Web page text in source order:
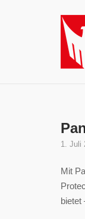
1. Juli
Mit
bietet